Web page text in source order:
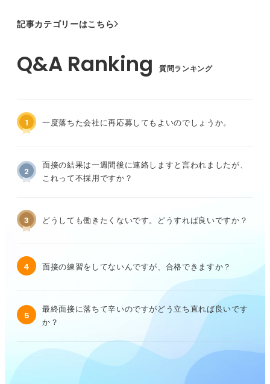
記事カテゴリーはこちら
質問ランキング
1 一度落ちた会社に再応募してもよいのでしょうか。
2
面接の結果は一週間後に連絡しますと言われましたが、
これって不採用ですか？
3 どうしても働きたくないです。どうすれば良いですか？
4 面接の練習をしてないんですが、合格できますか？
5
最終面接に落ちて辛いのですがどう立ち直れば良いです
か？